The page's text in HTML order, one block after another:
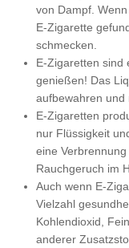
von Dampf.
E-Zigarette
schmecken.
E-Zigaretten sind
genießen! Das
aufbewahren und
E-Zigaretten
nur Flüssigkeit
eine
Rauchgeruch im
Auch wenn E-
Vielzahl
Kohlendioxid,
anderer